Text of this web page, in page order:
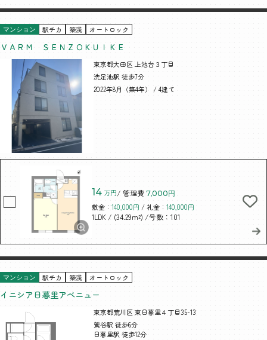
マンション 駅チカ 築浅 オートロック
ＶＡＲＭ ＳＥＮＺＯＫＵＩＫＥ
東京都大田区 上池台３丁目
洗足池駅 徒歩7分
2022年8月（築4年） / 4建て
14 万円/ 管理費 7,000円
敷金：140,000円 / 礼金：140,000円
1LDK / (34.29m²) /号数：101
マンション 駅チカ 築浅 オートロック
イニシア日暮里アベニュー
東京都荒川区 東日暮里４丁目35-13
鶯谷駅 徒歩6分
日暮里駅 徒歩12分